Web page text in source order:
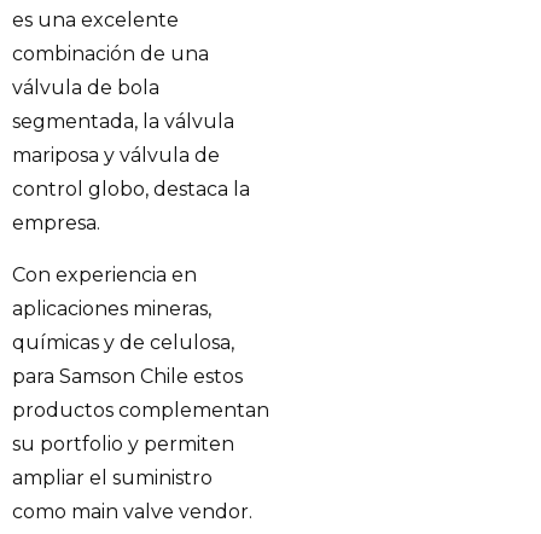
es una excelente
combinación de una
válvula de bola
segmentada, la válvula
mariposa y válvula de
control globo, destaca la
empresa.
Con experiencia en
aplicaciones mineras,
químicas y de celulosa,
para Samson Chile estos
productos complementan
su portfolio y permiten
ampliar el suministro
como main valve vendor.